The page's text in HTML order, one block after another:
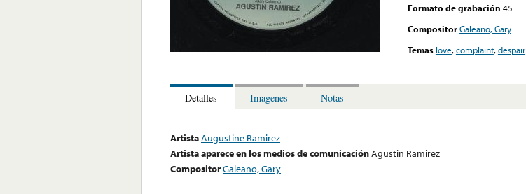
Formato de grabación 45
CompositorGaleano, Gary
Temas love,complaint,despair
Detalles Imagenes Notas
ArtistaAugustine Ramirez
Artista aparece en los medios de comunicaciónAgustin Ramirez
CompositorGaleano, Gary